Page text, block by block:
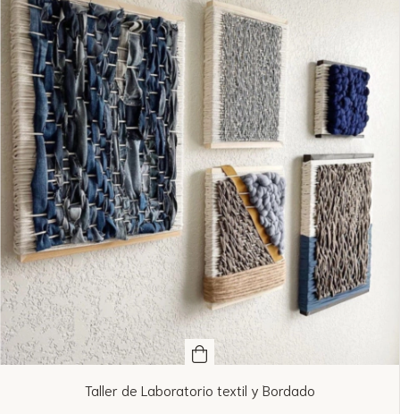
Taller de Laboratorio textil y Bordado